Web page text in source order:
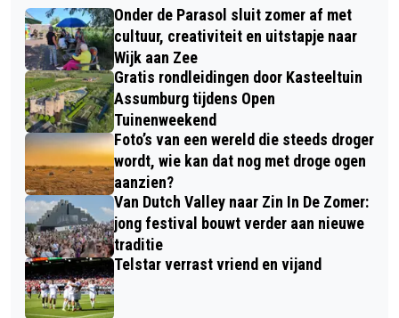
Onder de Parasol sluit zomer af met
cultuur, creativiteit en uitstapje naar
Wijk aan Zee
Gratis rondleidingen door Kasteeltuin
Assumburg tijdens Open
Tuinenweekend
Foto’s van een wereld die steeds droger
wordt, wie kan dat nog met droge ogen
aanzien?
Van Dutch Valley naar Zin In De Zomer:
jong festival bouwt verder aan nieuwe
traditie
Telstar verrast vriend en vijand